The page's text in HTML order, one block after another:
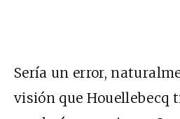
Sería un error,
visión que Houellebecq